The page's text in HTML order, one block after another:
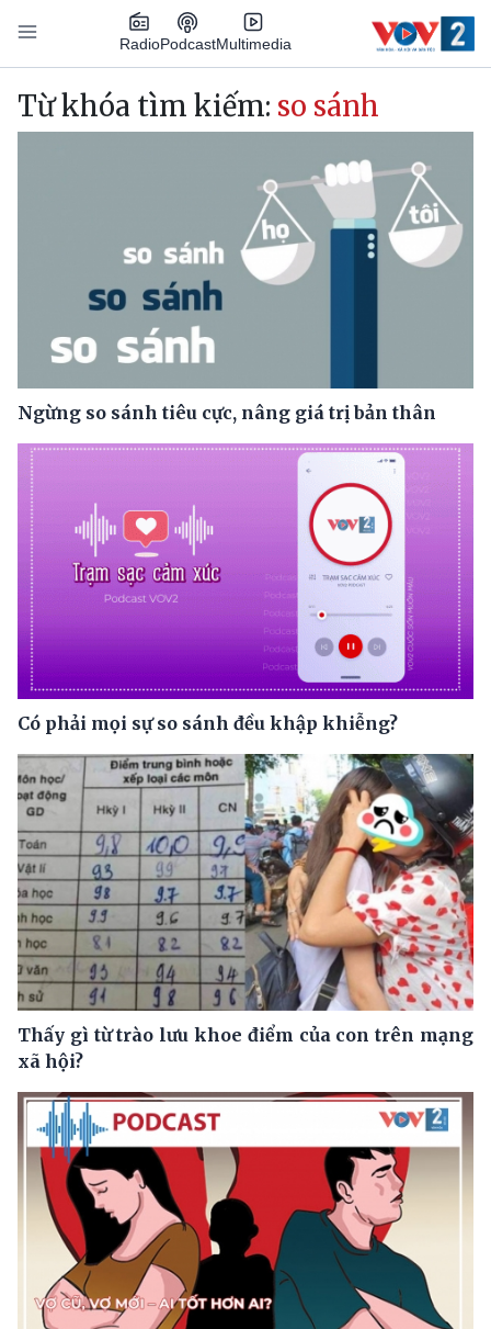
Nhảy đến nội dung
RadioPodcastMultimedia
Main navigation
Từ khóa tìm kiếm: so sánh
Ngừng so sánh tiêu cực, nâng giá trị bản thân
Có phải mọi sự so sánh đều khập khiễng?
Thấy gì từ trào lưu khoe điểm của con trên mạng
xã hội?